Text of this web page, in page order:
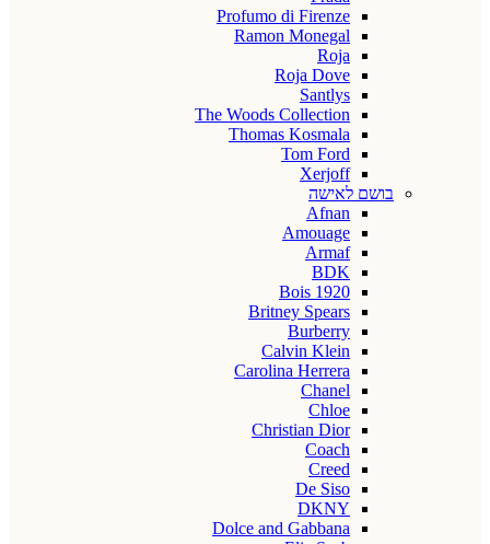
Profumo di Firenze
Ramon Monegal
Roja
Roja Dove
Santlys
The Woods Collection
Thomas Kosmala
Tom Ford
Xerjoff
בושם לאישה
Afnan
Amouage
Armaf
BDK
Bois 1920
Britney Spears
Burberry
Calvin Klein
Carolina Herrera
Chanel
Chloe
Christian Dior
Coach
Creed
De Siso
DKNY
Dolce and Gabbana